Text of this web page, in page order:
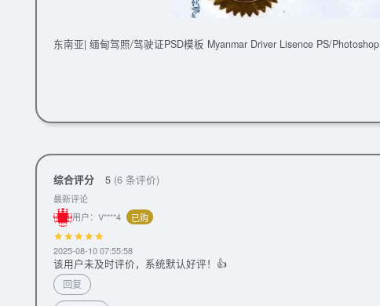
东南亚| 缅甸驾照/驾驶证PSD模板 Myanmar Driver Lisence PS/Photoshop
综合评分 5 (6 条评价)
最新评论
用户：V****4
已购
2025-08-10 07:55:58
该用户未及时评价，系统默认好评！👍
回复